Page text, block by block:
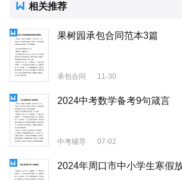
相关推荐
果树园承包合同范本3篇
承包合同 11-30
2024中考数学备考9句箴言
中考辅导 07-02
2024年周口市中小学生寒假